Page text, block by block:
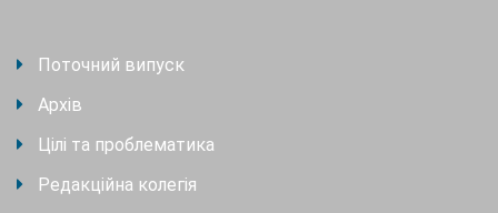
Поточний випуск
Архів
Цілі та проблематика
Редакційна колегія